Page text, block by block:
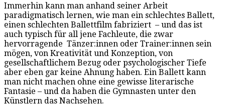
Immerhin kann man anhand seiner Arbeit
paradigmatisch lernen, wie man ein schlechtes Ballett,
einen schlechten Ballettfilm fabriziert – und das ist
auch typisch für all jene Fachleute, die zwar
hervorragende Tänzer:innen oder Trainer:innen sein
mögen, von Kreativität und Konzeption, von
gesellschaftlichem Bezug oder psychologischer Tiefe
aber eben gar keine Ahnung haben. Ein Ballett kann
man nicht machen ohne eine gewisse literarische
Fantasie – und da haben die Gymnasten unter den
Künstlern das Nachsehen.